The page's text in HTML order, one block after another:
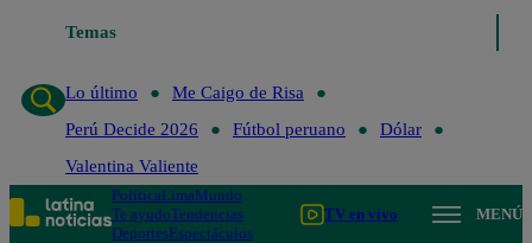
Temas
Lo último
Me Caigo de Risa
Perú Decide 2026
Fútbol peruano
Dólar
Valentina Valiente
PolíticaLimaMundo
Te ayudoTendencias
DeportesEspectáculos
TV en vivo MENÚ